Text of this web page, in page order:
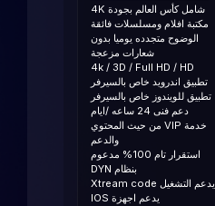
شامل كأس العالم بجودة 4K
مكتبة افلام ومسلسلات فائقة
الوضوح متجدده يوميا بدون
شعارات مزعجة
4k / 3D / Full HD / HD
تطبيق اندرويد خاص بالسيرفر
تطبيق للويندوز خاص بالسيرفر
دعم فنى 24 ساعه /ايام
خدمة VIP من حيث المحتوي
والدعم
استقرار تام 100% مدعوم
بنظام DYN
يدعم التشغيل Xtream code
يدعم اجهزة IOS